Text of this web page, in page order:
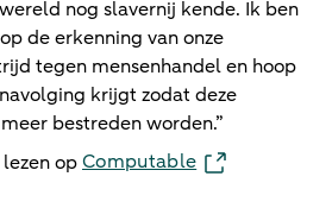
nog slavernij kende. Ik ben
de erkenning van onze
tegen mensenhandel en hoop
krijgt zodat deze
bestreden worden.”
opComputable